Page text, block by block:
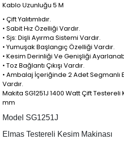
Kablo Uzunluğu 5 M
• Çift Yalıtımlıdır.
• Sabit Hız Özelliği Vardır.
• Sjs: Dişli Ayırma Sistemi Vardır.
• Yumuşak Başlangıç Özelliği Vardır.
• Kesim Derinliği Ve Genişliği
• Toz Bağlantı Çıkışı Vardır.
• Ambalaj İçeriğinde 2 Adet
Vardır.
Makita SG1251J 1400 Watt Çift
mm
Model SG1251J
Elmas Testereli Kesim Makinası